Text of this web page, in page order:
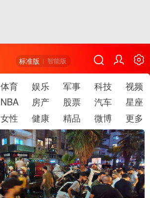
标准版 智能版
体育 娱乐 军事 科技
视频
NBA 房产 股票 汽车
星座
女性 健康 精品 微博 更多